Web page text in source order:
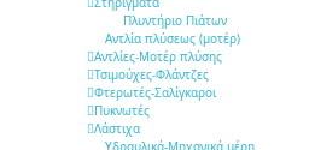
Πλυντήριο Πιάτων
Αντλία πλύσεως (μοτέρ)
Αντλίες-Μοτέρ πλύσης
Τσιμούχες-Φλάντζες
Φτερωτές-Σαλίγκαροι
Πυκνωτές
Λάστιχα
Υδραυλικά-Mηχανικά μέρη